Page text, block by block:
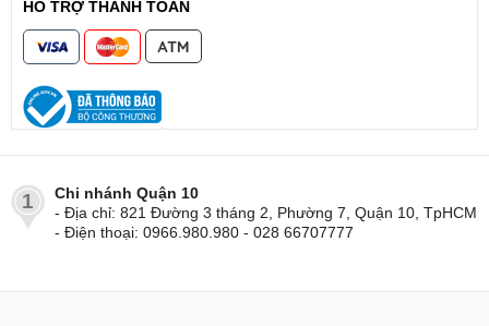
HỖ TRỢ THANH TOÁN
1
Chi nhánh Quận 10
- Địa chỉ: 821 Đường 3 tháng 2, Phường 7, Quận 10, TpHCM
- Điện thoại: 0966.980.980 - 028 66707777